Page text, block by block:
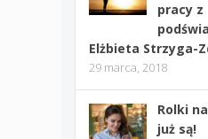
pracy z
Elżbieta Strzyga-
29 marca, 2018
Rolki
już są!